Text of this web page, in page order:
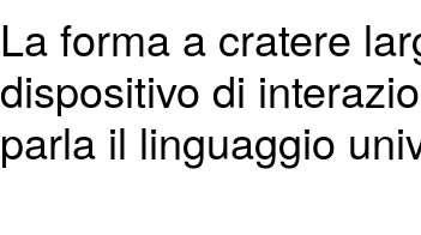
La forma a cratere
dispositivo di
parla il linguaggio